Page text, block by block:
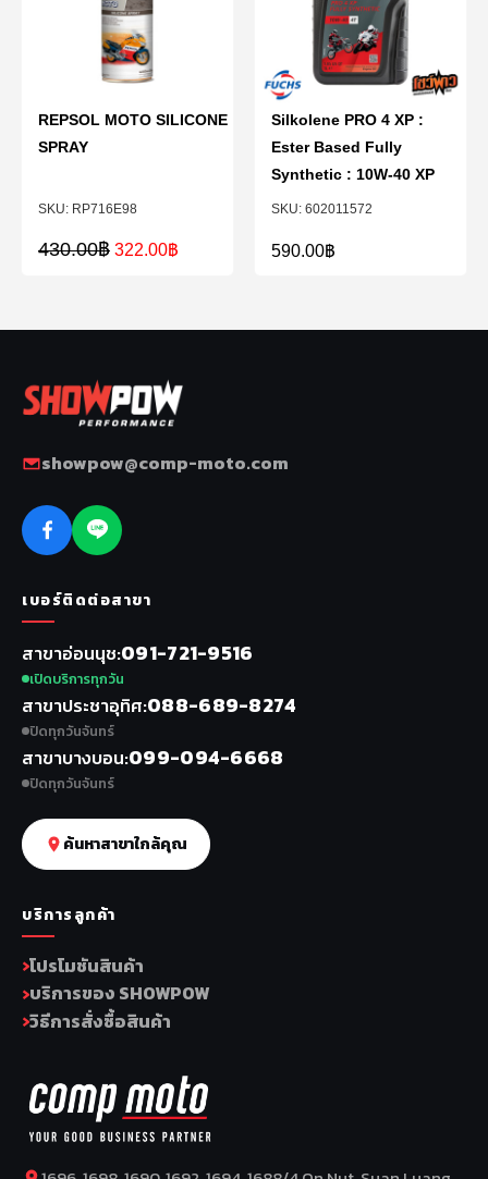
RP716E98
REPSOL MOTO SILICONE
SPRAY
430.00฿ 322.00฿
602011572
Silkolene PRO 4 XP :
Ester Based Fully
Synthetic : 10W-40 XP
590.00฿
showpow@comp-moto.com
เบอร์ติดต่อสาขา
สาขาอ่อนนุช 091-721-9516
เปิดบริการทุกวัน
สาขาประชาอุทิศ 088-689-8274
ปิดทุกวันจันทร์
สาขาบางบอน 099-094-6668
ปิดทุกวันจันทร์
ค้นหาสาขาใกล้คุณ
บริการลูกค้า
โปรโมชันสินค้า
บริการของ SHOWPOW
วิธีการสั่งซื้อสินค้า